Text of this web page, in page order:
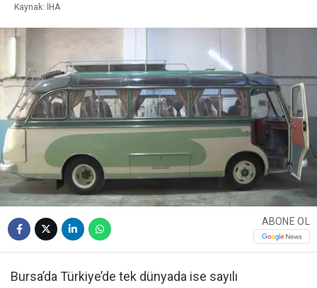
Kaynak: İHA
ABONE OL
Bursa’da Türkiye’de tek dünyada ise sayılı